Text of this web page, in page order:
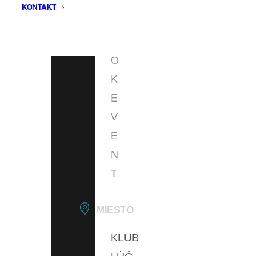
KONTAKT
O
K
E
V
E
N
T
MIESTO
KLUB